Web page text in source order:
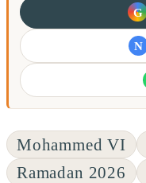
G
N
Mohammed VI
Ramadan 2026